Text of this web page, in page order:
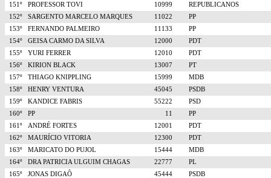
151º PROFESSOR TOVI 10999
REPUBLICANOS
152º
SARGENTO MARCELO MARQUES 11022
PP
153º
FERNANDO PALMEIRO 11133
PP
154º
GEISA CARMO DA SILVA 12000
PDT
155º
YURI FERRER 12010
PDT
156º
KIRION BLACK 13007
PT
157º
THIAGO KNIPPLING 15999
MDB
158º
HENRY VENTURA 45045
PSDB
159º
KANDICE FABRIS 55222
PSD
160º
PP 11
PP
161º
ANDRÉ FORTES 12001
PDT
162º
MAURÍCIO VITORIA 12300
PDT
163º
MARICATO DO PUJOL 15444
MDB
164º
DRA PATRICIA ULGUIM CHAGAS 22777
PL
165º
JONAS DIGAÔ 45444
PSDB